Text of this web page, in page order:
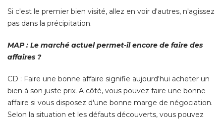
Si c'est le premier bien visité, allez en voir d'autres, n'agissez
pas dans la précipitation.
MAP : Le marché actuel permet-il encore de faire des
affaires ?
CD : Faire une bonne affaire signifie aujourd'hui acheter un
bien à son juste prix. A côté, vous pouvez faire une bonne
affaire si vous disposez d'une bonne marge de négociation.
Selon la situation et les défauts découverts, vous pouvez